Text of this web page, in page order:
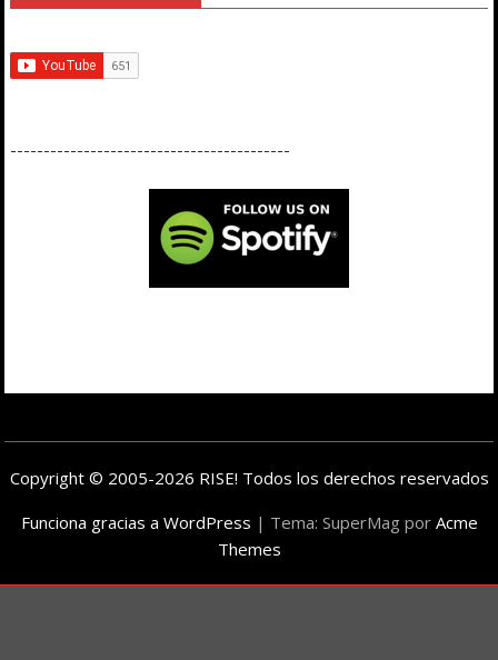
------------------------------------------
Copyright © 2005-2026 RISE! Todos los derechos reservados
Funciona gracias a WordPress | Tema: SuperMag por Acme
Themes